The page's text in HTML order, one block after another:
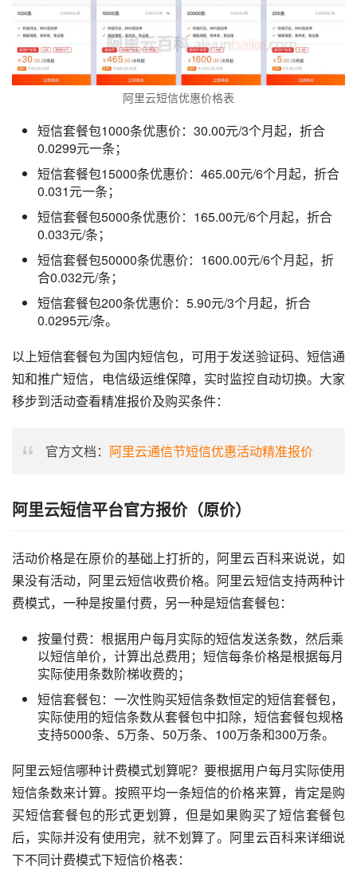
阿里云短信优惠价格表
短信套餐包1000条优惠价：30.00元/3个月起，折合
0.0299元一条；
短信套餐包15000条优惠价：465.00元/6个月起，折合
0.031元一条；
短信套餐包5000条优惠价：165.00元/6个月起，折合
0.033元/条；
短信套餐包50000条优惠价：1600.00元/6个月起，折
合0.032元/条；
短信套餐包200条优惠价：5.90元/3个月起，折合
0.0295元/条。
以上短信套餐包为国内短信包，可用于发送验证码、短信通
知和推广短信，电信级运维保障，实时监控自动切换。大家
移步到活动查看精准报价及购买条件：
官方文档： 阿里云通信节短信优惠活动精准报价
阿里云短信平台官方报价（原价）
活动价格是在原价的基础上打折的，阿里云百科来说说，如
果没有活动，阿里云短信收费价格。阿里云短信支持两种计
费模式，一种是按量付费，另一种是短信套餐包：
按量付费：根据用户每月实际的短信发送条数，然后乘
以短信单价，计算出总费用；短信每条价格是根据每月
实际使用条数阶梯收费的；
短信套餐包：一次性购买短信条数恒定的短信套餐包，
实际使用的短信条数从套餐包中扣除，短信套餐包规格
支持5000条、5万条、50万条、100万条和300万条。
阿里云短信哪种计费模式划算呢？要根据用户每月实际使用
短信条数来计算。按照平均一条短信的价格来算，肯定是购
买短信套餐包的形式更划算，但是如果购买了短信套餐包
后，实际并没有使用完，就不划算了。阿里云百科来详细说
下不同计费模式下短信价格表：